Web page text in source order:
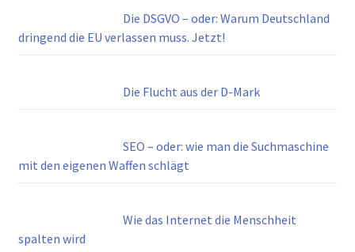
Die DSGVO – oder: Warum Deutschland
dringend die EU verlassen muss. Jetzt!
Die Flucht aus der D-Mark
SEO – oder: wie man die Suchmaschine
mit den eigenen Waffen schlägt
Wie das Internet die Menschheit
spalten wird